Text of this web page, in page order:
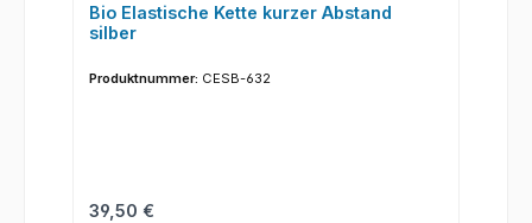
Bio Elastische Kette kurzer Abstand
silber
Produktnummer: CESB-632
Regulärer Preis:
39,50 €